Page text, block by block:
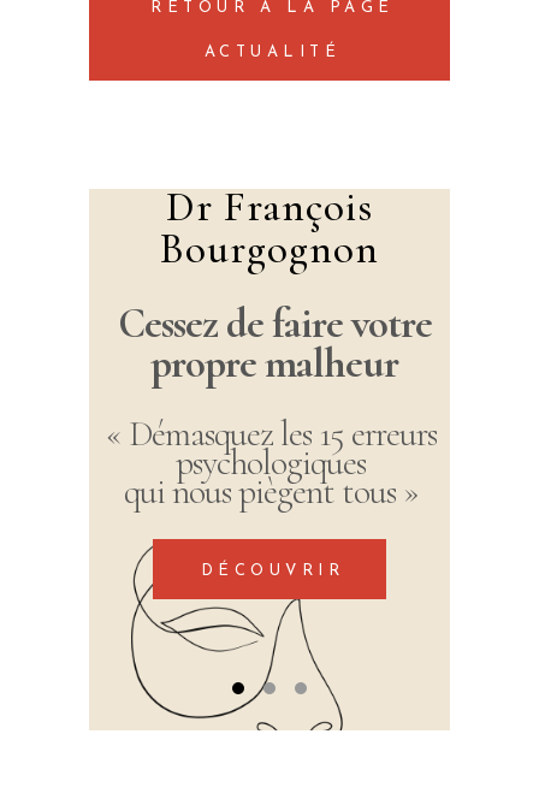
RETOUR À LA PAGE
ACTUALITÉ
Dr François
Bourgognon
Cessez de faire votre
propre malheur
DÉCOUVRIR
« Démasquez les 15 erreurs
psychologiques
qui nous piègent tous »